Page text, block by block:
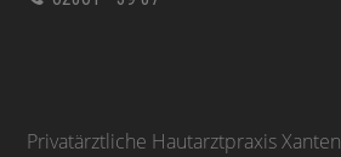
Privatärztliche Hautarztpraxis Xanten